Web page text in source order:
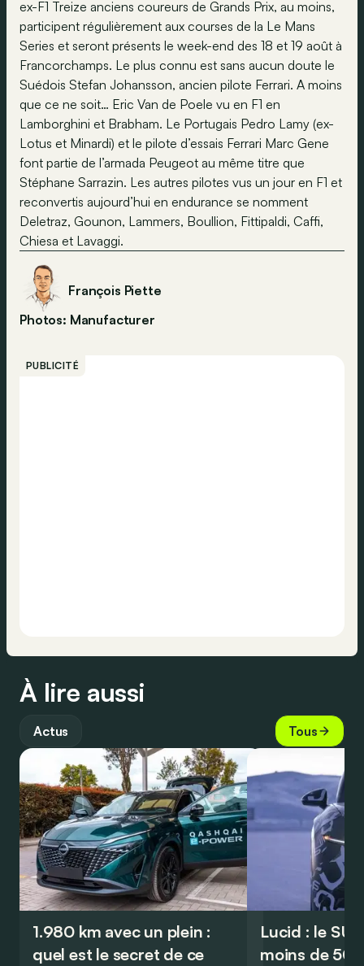
ex-F1 Treize anciens coureurs de Grands Prix, au moins,
participent régulièrement aux courses de la Le Mans
Series et seront présents le week-end des 18 et 19 août à
Francorchamps. Le plus connu est sans aucun doute le
Suédois Stefan Johansson, ancien pilote Ferrari. A moins
que ce ne soit… Eric Van de Poele vu en F1 en
Lamborghini et Brabham. Le Portugais Pedro Lamy (ex-
Lotus et Minardi) et le pilote d’essais Ferrari Marc Gene
font partie de l’armada Peugeot au même titre que
Stéphane Sarrazin. Les autres pilotes vus un jour en F1 et
reconvertis aujourd’hui en endurance se nomment
Deletraz, Gounon, Lammers, Boullion, Fittipaldi, Caffi,
Chiesa et Lavaggi.
François Piette
Photos: Manufacturer
PUBLICITÉ
À lire aussi
Actus Tous
1.980 km avec un plein :
quel est le secret de ce
Lucid : le
moins de